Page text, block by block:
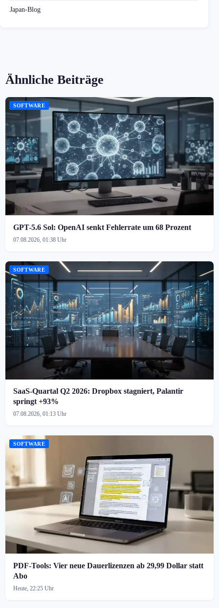
Japan-Blog
Ähnliche Beiträge
SOFTWARE
GPT-5.6 Sol: OpenAI senkt Fehlerrate um 68 Prozent
07.08.2026, 01:38 Uhr
SOFTWARE
SaaS-Quartal Q2 2026: Dropbox stagniert, Palantir
springt +93%
07.08.2026, 01:13 Uhr
SOFTWARE
PDF-Tools: Vier neue Dauerlizenzen ab 29,99 Dollar statt
Abo
Heute, 22:25 Uhr